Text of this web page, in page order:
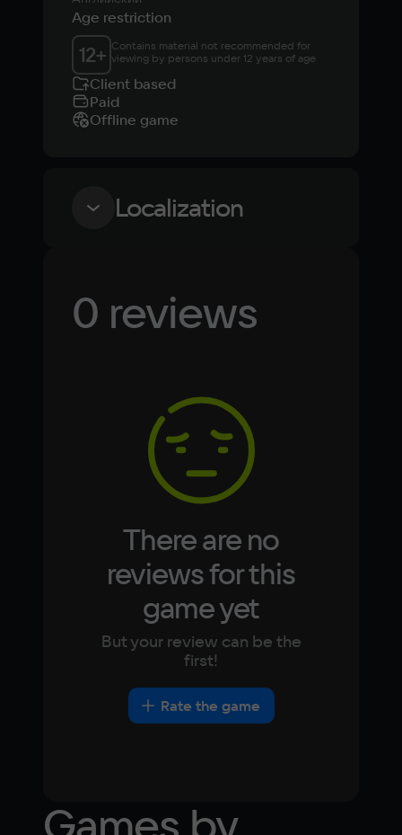
Age restriction
12+ Contains material not recommended for
viewing by persons under 12 years of age
Client based
Paid
Offline game
Localization
Russian
English
Japanese
0 reviews
There are no
reviews for this
game yet
But your review can be the
first!
Rate the game
Games by